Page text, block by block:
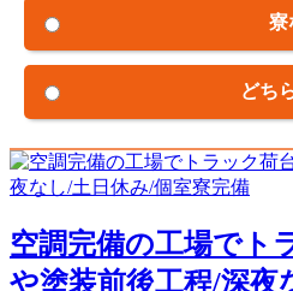
寮
どち
空調完備の工場でト
や塗装前後工程/深夜